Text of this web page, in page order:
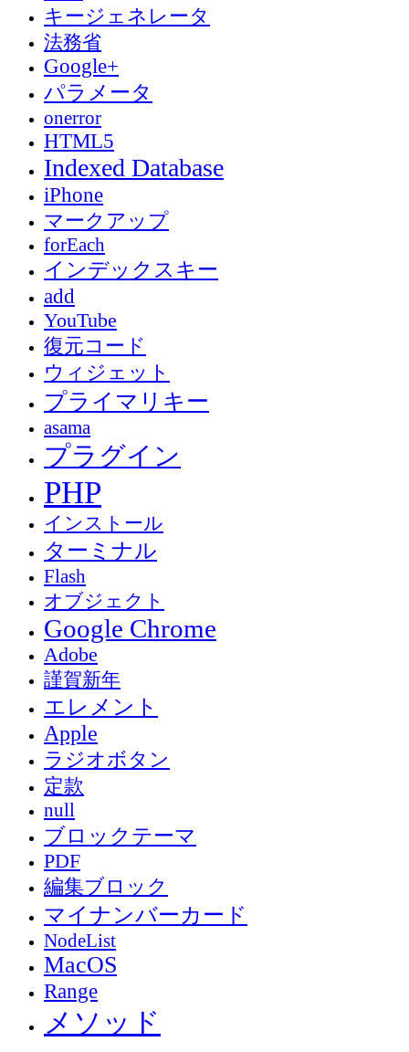
キージェネレータ
法務省
Google+
パラメータ
onerror
HTML5
Indexed Database
iPhone
マークアップ
forEach
インデックスキー
add
YouTube
復元コード
ウィジェット
プライマリキー
asama
プラグイン
PHP
インストール
ターミナル
Flash
オブジェクト
Google Chrome
Adobe
謹賀新年
エレメント
Apple
ラジオボタン
定款
null
ブロックテーマ
PDF
編集ブロック
マイナンバーカード
NodeList
MacOS
Range
メソッド